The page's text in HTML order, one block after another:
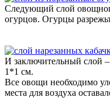
Следующий слой
огурцов. Огурцы
И заключительный слой
1*1 см.
Все овощи необходимо
места для воздуха